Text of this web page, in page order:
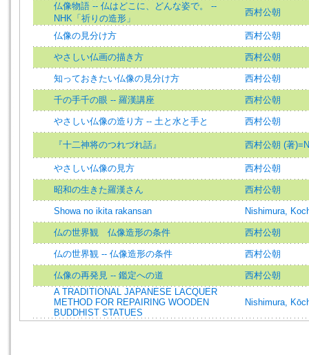
仏像物語 -- 仏はどこに、どんな姿で。 --
NHK「祈りの造形」
西村公朝
仏像の見分け方 西村公朝
やさしい仏画の描き方 西村公朝
知っておきたい仏像の見分け方 西村公朝
千の手千の眼 -- 羅漢講座 西村公朝
やさしい仏像の造り方 -- 土と水と手と 西村公朝
『十二神将のつれづれ話』 西村公朝 (著
やさしい仏像の見方 西村公朝
昭和の生きた羅漢さん 西村公朝
Showa no ikita rakansan Nishimura,
仏の世界観 仏像造形の条件 西村公朝
仏の世界観 -- 仏像造形の条件 西村公朝
仏像の再発見 -- 鑑定への道
西村公朝
A TRADITIONAL JAPANESE LACQUER
METHOD FOR REPAIRING WOODEN
BUDDHIST STATUES
Nishimura,